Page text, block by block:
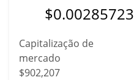
$0.00285723
Capitalização de
mercado
$902,207